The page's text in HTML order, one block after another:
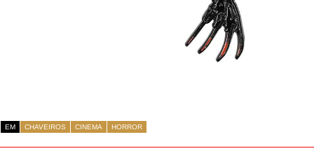
EM CHAVEIROS CINEMA HORROR